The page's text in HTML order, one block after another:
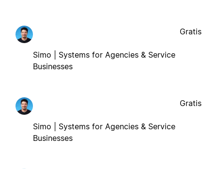
Simo | Systems for Agencies & Service
Businesses
Gratis
Simo | Systems for Agencies & Service
Businesses
Gratis